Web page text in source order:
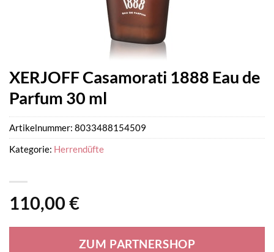
XERJOFF Casamorati 1888 Eau de
Parfum 30 ml
110,00 €
ZUM PARTNERSHOP
Artikelnummer: 8033488154509
Kategorie: Herrendüfte